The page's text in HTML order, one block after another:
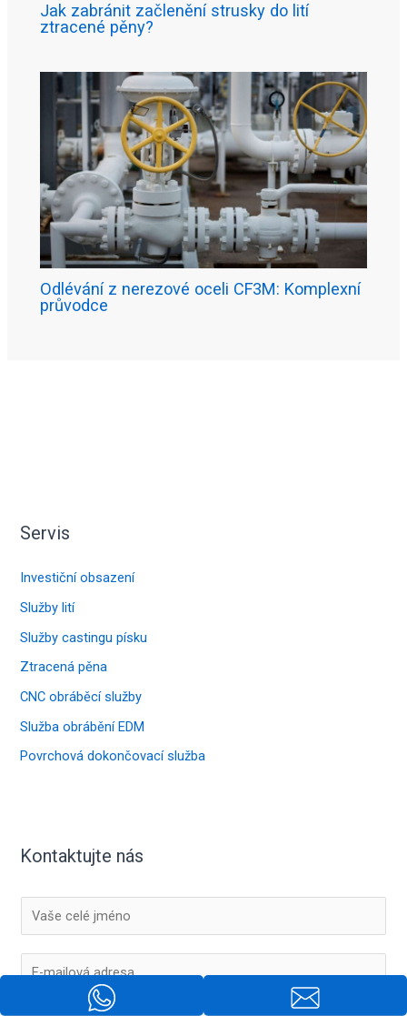
Jak zabránit začlenění strusky do lití
ztracené pěny?
Odlévání z nerezové oceli CF3M: Komplexní
průvodce
Servis
Investiční obsazení
Služby lití
Služby castingu písku
Ztracená pěna
CNC obráběcí služby
Služba obrábění EDM
Povrchová dokončovací služba
Kontaktujte nás
m